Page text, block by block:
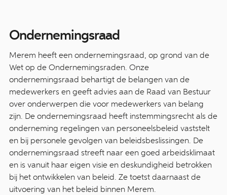
Ondernemingsraad
Merem heeft een ondernemingsraad, op grond van de
Wet op de Ondernemingsraden. Onze
ondernemingsraad behartigt de belangen van de
medewerkers en geeft advies aan de Raad van Bestuur
over onderwerpen die voor medewerkers van belang
zijn. De ondernemingsraad heeft instemmingsrecht als de
onderneming regelingen van personeelsbeleid vaststelt
en bij personele gevolgen van beleidsbeslissingen. De
ondernemingsraad streeft naar een goed arbeidsklimaat
en is vanuit haar eigen visie en deskundigheid betrokken
bij het ontwikkelen van beleid. Ze toetst daarnaast de
uitvoering van het beleid binnen Merem.